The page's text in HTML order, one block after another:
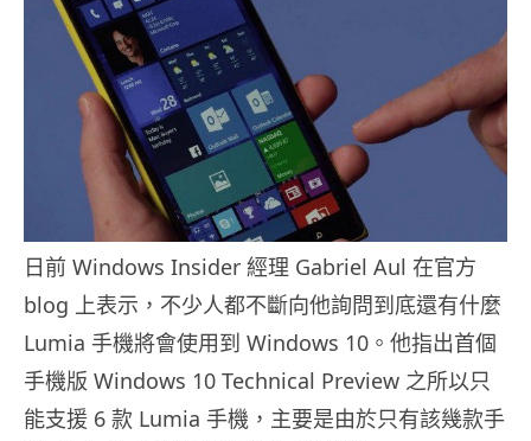
日前 Windows Insider 經理 Gabriel Aul 在官方
blog 上表示，不少人都不斷向他詢問到底還有什麼
Lumia 手機將會使用到 Windows 10。他指出首個
手機版 Windows 10 Technical Preview 之所以只
能支援 6 款 Lumia 手機，主要是由於只有該幾款手